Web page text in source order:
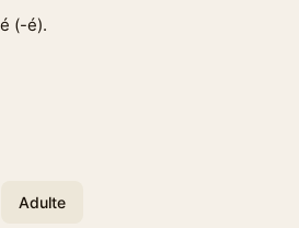
(-é).
Adulte